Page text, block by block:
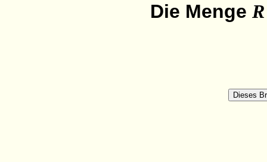
Die Menge R